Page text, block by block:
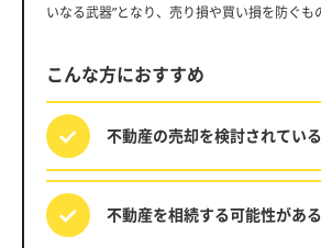
いなる武器”となり、売り損や買い損を防ぐも
こんな方におすすめ
不動産の売却を検討されてい
不動産を相続する可能性があ